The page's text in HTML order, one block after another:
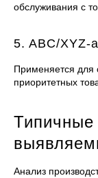
обслуживания с
5. ABC/XYZ-
Применяется для
приоритетных
Анализ